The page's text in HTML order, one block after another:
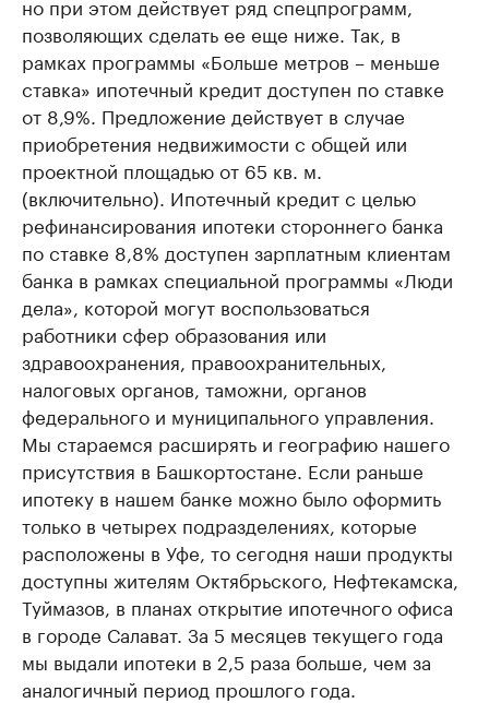
позволяющих сделать ее еще ниже. Так, в
рамках программы «Больше метров – меньше
ставка» ипотечный кредит доступен по ставке
от 8,9%. Предложение действует в случае
приобретения недвижимости с общей или
проектной площадью от 65 кв. м.
(включительно). Ипотечный кредит с целью
рефинансирования ипотеки стороннего банка
по ставке 8,8% доступен зарплатным клиентам
банка в рамках специальной программы «Люди
дела», которой могут воспользоваться
работники сфер образования или
здравоохранения, правоохранительных,
налоговых органов, таможни, органов
федерального и муниципального управления.
Мы стараемся расширять и географию нашего
присутствия в Башкортостане. Если раньше
ипотеку в нашем банке можно было оформить
только в четырех подразделениях, которые
расположены в Уфе, то сегодня наши продукты
доступны жителям Октябрьского, Нефтекамска,
Туймазов, в планах открытие ипотечного офиса
в городе Салават. За 5 месяцев текущего года
мы выдали ипотеки в 2,5 раза больше, чем за
аналогичный период прошлого года.